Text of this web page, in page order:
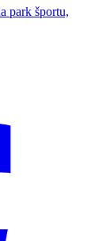
park športu,